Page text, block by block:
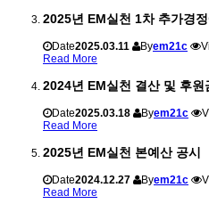
2025년 EM실천 1차 추가경정
Date2025.03.11 Byem21c
Read More
2024년 EM실천 결산 및 후원
Date2025.03.18 Byem21c
Read More
2025년 EM실천 본예산 공시
Date2024.12.27 Byem21c
Read More